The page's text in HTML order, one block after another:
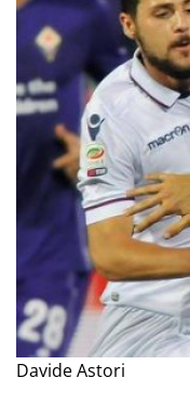
Davide Astori